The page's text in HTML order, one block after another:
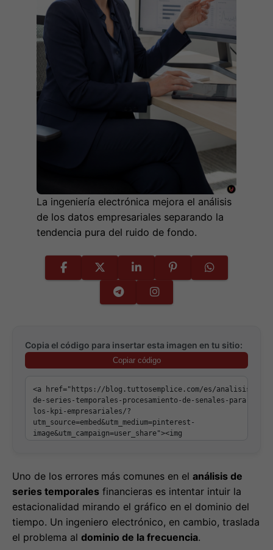
La ingeniería electrónica mejora el análisis
de los datos empresariales separando la
Copia el código para insertar esta imagen en tu sitio:
Copiar código
Uno de los errores más comunes en el
series temporalesfinancieras es intentar intuir la
el problema aldominio de la frecuencia.
Utilizando laFast Fourier Transform (FFT), podemos
descomponer nuestro KPI (ej.solicitudes de
hipotecas diarias) en sus componentes sinusoidales